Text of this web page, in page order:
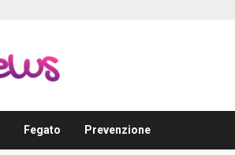
Fegato Prevenzione